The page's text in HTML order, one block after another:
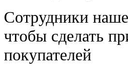
Cотрудники
чтобы сделать
покупателей